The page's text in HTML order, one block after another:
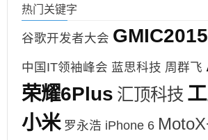
热门关键字
谷歌开发者大会 GMIC2015
中国IT领袖峰会 蓝思科技 周群飞
荣耀6Plus 汇顶科技
小米 罗永浩 iPhone 6